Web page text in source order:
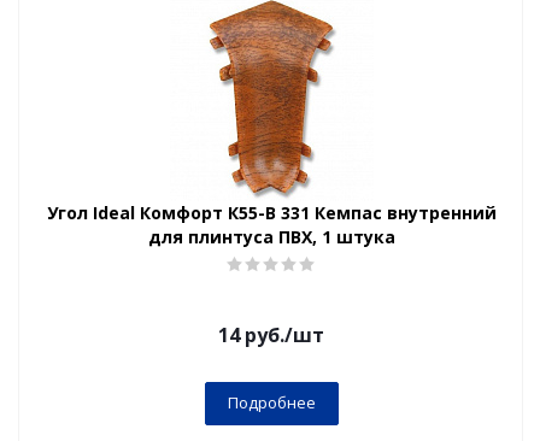
Угол Ideal Комфорт К55-В 331 Кемпас внутренний
для плинтуса ПВХ, 1 штука
14руб./шт
Подробнее